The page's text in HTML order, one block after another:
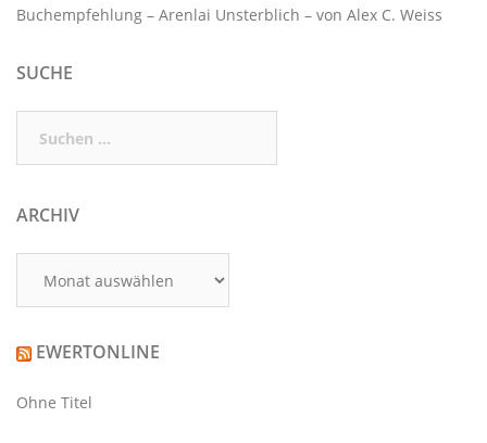
Buchempfehlung – Arenlai Unsterblich – von Alex C. Weiss
SUCHE
nach:
ARCHIV
EWERTONLINE
Ohne Titel